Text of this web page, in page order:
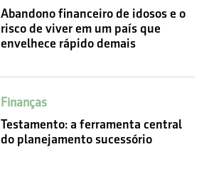
Abandono financeiro de idosos e o
risco de viver em um país que
envelhece rápido demais
Finanças
Testamento: a ferramenta central
do planejamento sucessório